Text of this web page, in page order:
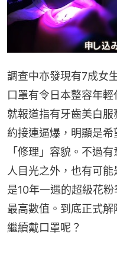
調查中亦發現有7成女
口罩有令日本整容年
就報道指有牙齒美白
約接連逼爆，明顯是
「修理」容貌。不過
人目光之外，也有可
是10年一遇的超級花
最高數值。到底正式
繼續戴口罩呢？